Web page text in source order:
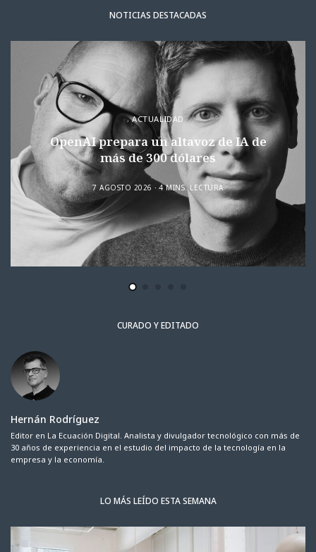
NOTICIAS DESTACADAS
ACTUALIDAD
OpenAI prepara un altavoz de IA de
más de 300 dólares
7 AGOSTO 2026 4 MINS. LECTURA
CURADO Y EDITADO
Hernán Rodríguez
Editor en La Ecuación Digital. Analista y divulgador tecnológico con más de
30 años de experiencia en el estudio del impacto de la tecnología en la
empresa y la economía.
LO MÁS LEÍDO ESTA SEMANA